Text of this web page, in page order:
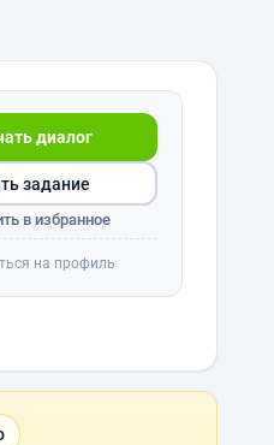
диалог
задание
в избранное
на профиль